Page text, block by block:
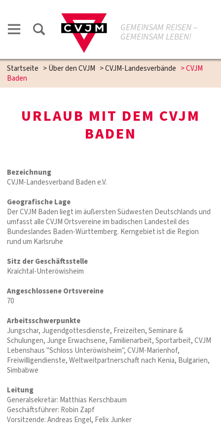
GEMEINSAM REISEN –
GEMEINSAM LEBEN!
Startseite >Über den CVJM >CVJM-Landesverbände >CVJM
Baden
URLAUB MIT DEM CVJM
BADEN
Bezeichnung
CVJM-Landesverband Baden e.V.
Geografische Lage
Der CVJM Baden liegt im äußersten Südwesten Deutschlands und
umfasst alle CVJM Ortsvereine im badischen Landesteil des
Bundeslandes Baden-Württemberg. Kerngebiet ist die Region
rund um Karlsruhe
Sitz der Geschäftsstelle
Kraichtal-Unteröwisheim
Angeschlossene Ortsvereine
70
Arbeitsschwerpunkte
Jungschar, Jugendgottesdienste, Freizeiten, Seminare &
Schulungen, Junge Erwachsene, Familienarbeit, Sportarbeit, CVJM
Lebenshaus "Schloss Unteröwisheim", CVJM-Marienhof,
Freiwilligendienste, Weltweitpartnerschaft nach Kenia, Bulgarien,
Simbabwe
Leitung
Generalsekretär: Matthias Kerschbaum
Geschäftsführer: Robin Zapf
Vorsitzende: Andreas Engel, Felix Junker